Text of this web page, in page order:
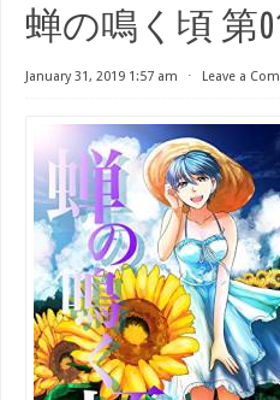
蝉の鳴く頃 第
January 31, 2019 1:57 am ⋅ Leave a